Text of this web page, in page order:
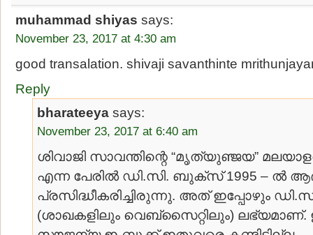
muhammad shiyas says:
November 23, 2017 at 4:30 am
good transalation. shivaji savanthinte
Reply
bharateeya says:
November 23, 2017 at 6:40 am
ശിവാജി സാവന്തിന്റെ “മൃത്യുഞ്ജയ”
എന്ന പേരില്‍ ഡി.സി. ബുക്സ് 1995 – ല്‍
പ്രസിദ്ധീകരിച്ചിരുന്നു. അത് ഇപ്പോഴും
(ശാഖകളിലും വെബ്സൈറ്റിലും) ലഭ്യമാണ്.